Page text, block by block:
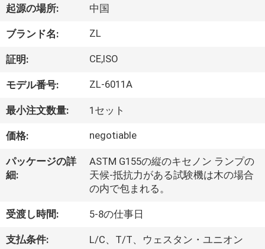
ダ
ク
ト
ビ
オ
達
に
起源の場所: 中国
ブランド名: ZL
証明: CE,ISO
モデル番号: ZL-6011A
最小注文数量: 1セット
価格: negotiable
パッケージの詳
細:
ASTM G155の縦のキセノン ランプの
天候-抵抗力がある試験機は木の場合
の内で包まれる。
受渡し時間: 5-8の仕事日
支払条件: L/C、T/T、ウェスタン・ユニオン